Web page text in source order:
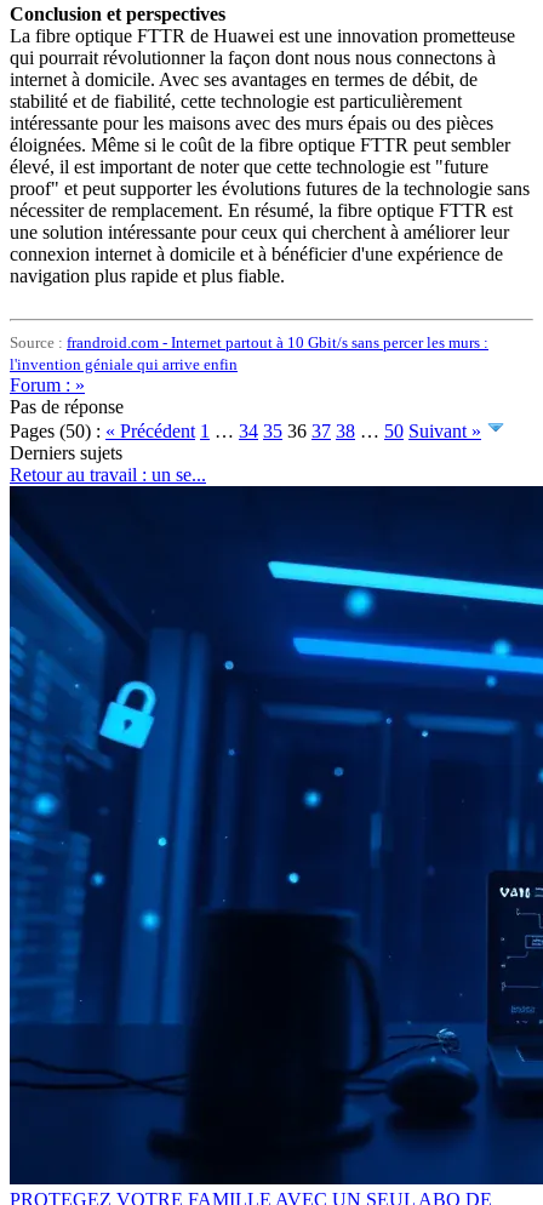
Conclusion et perspectives
La fibre optique FTTR de Huawei est une innovation prometteuse
qui pourrait révolutionner la façon dont nous nous connectons à
internet à domicile. Avec ses avantages en termes de débit, de
stabilité et de fiabilité, cette technologie est particulièrement
intéressante pour les maisons avec des murs épais ou des pièces
éloignées. Même si le coût de la fibre optique FTTR peut sembler
élevé, il est important de noter que cette technologie est "future
proof" et peut supporter les évolutions futures de la technologie sans
nécessiter de remplacement. En résumé, la fibre optique FTTR est
une solution intéressante pour ceux qui cherchent à améliorer leur
connexion internet à domicile et à bénéficier d'une expérience de
navigation plus rapide et plus fiable.
Source : frandroid.com - Internet partout à 10 Gbit/s sans percer les murs :
l'invention géniale qui arrive enfin
Forum : »
Pas de réponse
Pages (50) : « Précédent 1 … 34 35 36 37 38 … 50 Suivant »
Derniers sujets
Retour au travail : un se...
PROTEGEZ VOTRE FAMILLE AVEC UN SEUL ABO DE